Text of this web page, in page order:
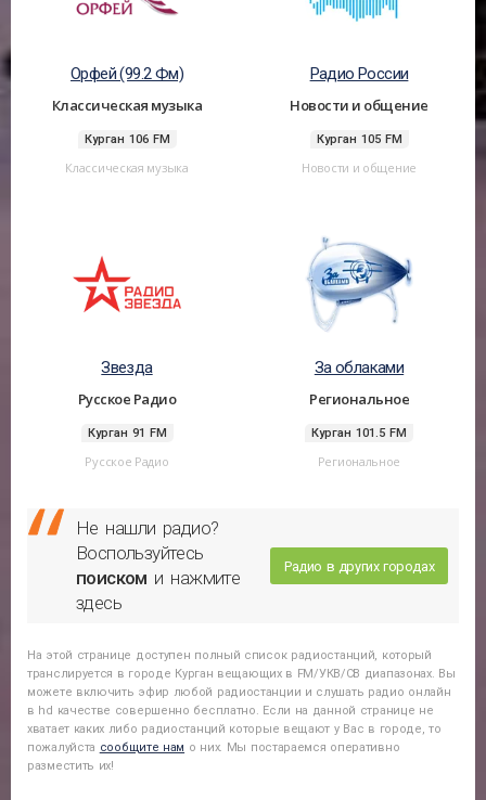
Орфей (99.2 Фм)
Классическая музыка
Курган 106 FM
Классическая музыка
Радио России
Новости и общение
Курган 105 FM
Новости и общение
Звезда
Русское Радио
Курган 91 FM
Русское Радио
За облаками
Региональное
Курган 101.5 FM
Региональное
Не нашли радио?
Воспользуйтесь
поиском и нажмите
здесь
Радио в других городах
На этой странице доступен полный список радиостанций, который
транслируется в городе Курган вещающих в FM/УКВ/СВ диапазонах. Вы
можете включить эфир любой радиостанции и слушать радио онлайн
в hd качестве совершенно бесплатно. Если на данной странице не
хватает каких либо радиостанций которые вещают у Вас в городе, то
пожалуйста сообщите нам о них. Мы постараемся оперативно
разместить их!